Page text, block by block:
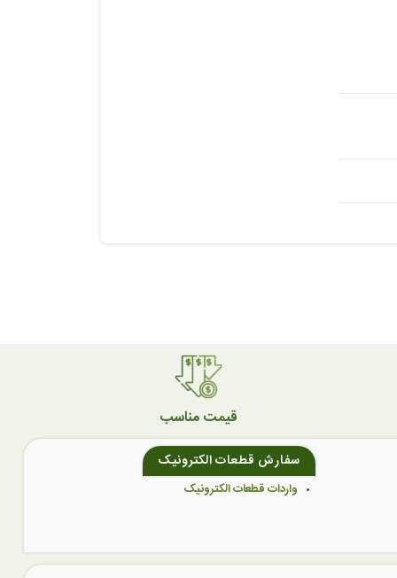
قیمت مناسب
سفارش قطعات الکترونیک
واردات قطعات الکترونیک